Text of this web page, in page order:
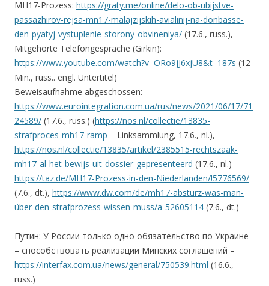
MH17-Prozess: https://graty.me/online/delo-ob-ubijstve-
passazhirov-rejsa-mn17-malajzijskih-avialinij-na-donbasse-
den-pyatyj-vystuplenie-storony-obvineniya/ (17.6., russ.),
Mitgehörte Telefongespräche (Girkin):
https://www.youtube.com/watch?v=ORo9jJ6xjU8&t=187s (12
Min., russ.. engl. Untertitel)
Beweisaufnahme abgeschossen:
https://www.eurointegration.com.ua/rus/news/2021/06/17/71
24589/ (17.6., russ.) (https://nos.nl/collectie/13835-
strafproces-mh17-ramp – Linksammlung, 17.6., nl.),
https://nos.nl/collectie/13835/artikel/2385515-rechtszaak-
mh17-al-het-bewijs-uit-dossier-gepresenteerd (17.6., nl.)
https://taz.de/MH17-Prozess-in-den-Niederlanden/!5776569/
(7.6., dt.), https://www.dw.com/de/mh17-absturz-was-man-
über-den-strafprozess-wissen-muss/a-52605114 (7.6., dt.)
Путин: У России только одно обязательство по Украине
– способствовать реализации Минских соглашений –
https://interfax.com.ua/news/general/750539.html (16.6.,
russ.)